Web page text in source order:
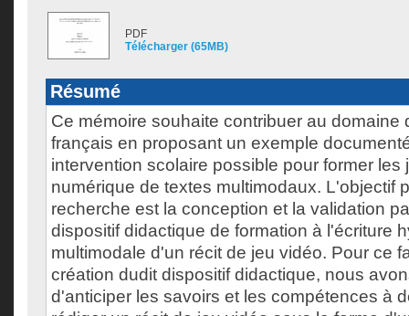
PDF
Télécharger (65MB)
Résumé
Ce mémoire souhaite contribuer au domaine
français en proposant un exemple
intervention scolaire possible pour former les
numérique de textes multimodaux. L'objectif
recherche est la conception et la validation
dispositif didactique de formation à l'écriture
multimodale d'un récit de jeu vidéo. Pour ce
création dudit dispositif didactique, nous
d'anticiper les savoirs et les compétences à